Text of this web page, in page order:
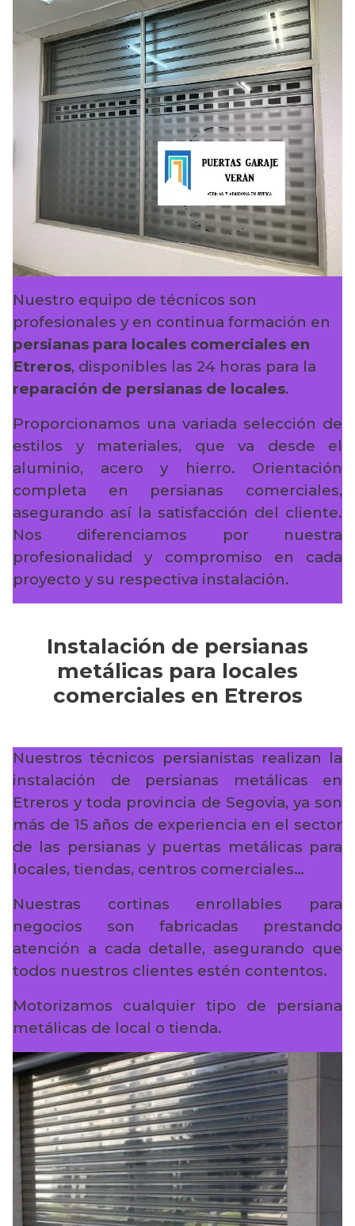
Nuestro equipo de técnicos son
profesionales y en continua formación en
persianas para locales comerciales en
Etreros, disponibles las 24 horas para la
reparación de persianas de locales.
Proporcionamos una variada selección de
estilos y materiales, que va desde el
aluminio, acero y hierro. Orientación
completa en persianas comerciales,
asegurando así la satisfacción del cliente.
Nos diferenciamos por nuestra
profesionalidad y compromiso en cada
proyecto y su respectiva instalación.
Instalación de persianas
metálicas para locales
comerciales en Etreros
Nuestros técnicos persianistas realizan la
instalación de persianas metálicas en
Etreros y toda provincia de Segovia, ya son
más de 15 años de experiencia en el sector
de las persianas y puertas metálicas para
locales, tiendas, centros comerciales…
Nuestras cortinas enrollables para
negocios son fabricadas prestando
atención a cada detalle, asegurando que
todos nuestros clientes estén contentos.
Motorizamos cualquier tipo de persiana
metálicas de local o tienda.